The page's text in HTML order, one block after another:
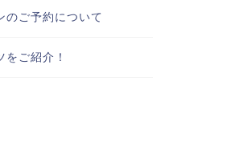
のご予約について
をご紹介！